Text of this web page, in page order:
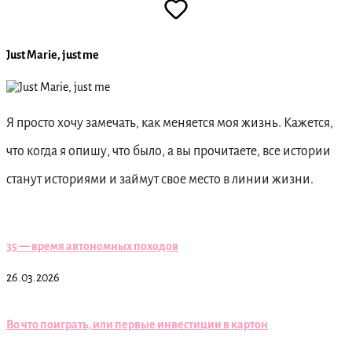
Just Marie, just me
Я просто хочу замечать, как меняется моя жизнь. Кажется,
что когда я опишу, что было, а вы прочитаете, все истории
станут историями и займут свое место в линии жизни.
35 — время автономных походов
26.03.2026
Во что поиграть, или первые инвестиции в картон